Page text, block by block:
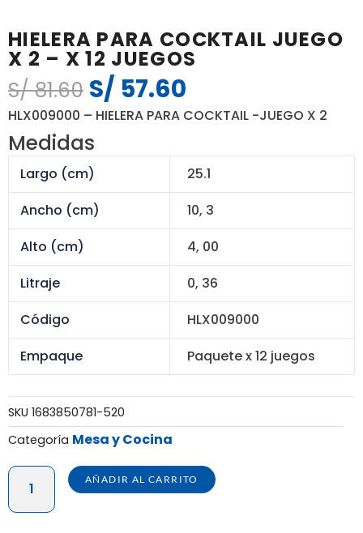
HIELERA PARA COCKTAIL JUEGO
X 2 – X 12 JUEGOS
S/81.60 El
precio
era:
S/ 81.60.
S/ 57.60
precio
es:
S/ 57.60.
HLX009000 – HIELERA PARA COCKTAIL -JUEGO X 2
Medidas
Largo (cm)
25.1
Ancho (cm)
10, 3
Alto (cm)
4, 00
Litraje
0, 36
Código
HLX009000
Empaque
Paquete x 12 juegos
SKU 1683850781-520
Categoría Mesa y Cocina
HIELERA
PARA
COCKTAIL
AÑADIR AL CARRITO